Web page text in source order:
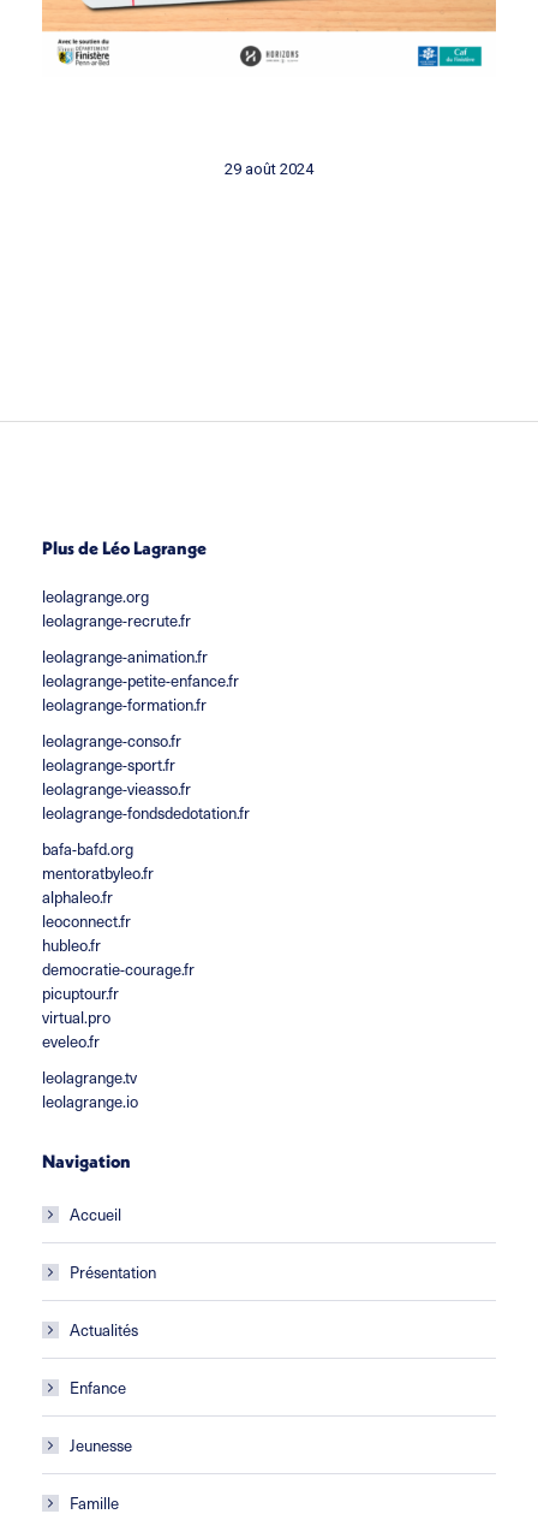
29 août 2024
Plus de Léo Lagrange
leolagrange.org
leolagrange-recrute.fr
leolagrange-animation.fr
leolagrange-petite-enfance.fr
leolagrange-formation.fr
leolagrange-conso.fr
leolagrange-sport.fr
leolagrange-vieasso.fr
leolagrange-fondsdedotation.fr
bafa-bafd.org
mentoratbyleo.fr
alphaleo.fr
leoconnect.fr
hubleo.fr
democratie-courage.fr
picuptour.fr
virtual.pro
eveleo.fr
leolagrange.tv
leolagrange.io
Navigation
Accueil
Présentation
Actualités
Enfance
Jeunesse
Famille